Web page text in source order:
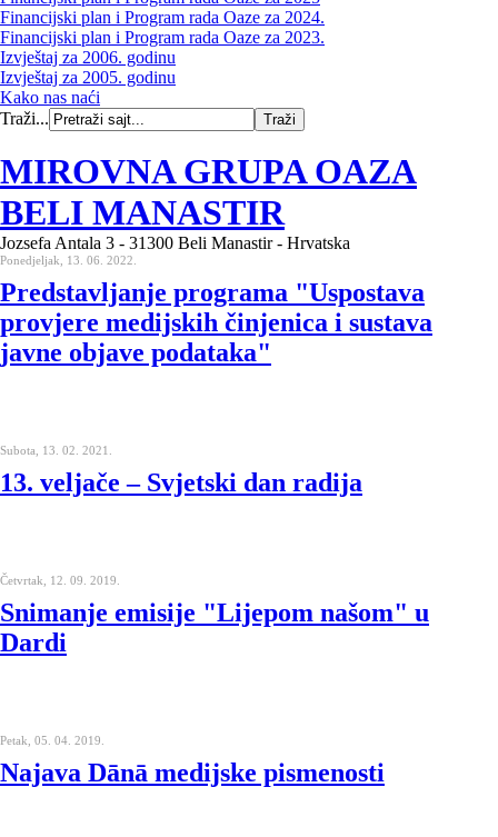
Financijski plan i Program rada Oaze za 2024.
Financijski plan i Program rada Oaze za 2023.
Izvještaj za 2006. godinu
Izvještaj za 2005. godinu
Kako nas naći
Traži...
MIROVNA GRUPA OAZA
BELI MANASTIR
Jozsefa Antala 3 - 31300 Beli Manastir - Hrvatska
Ponedjeljak, 13. 06. 2022.
Predstavljanje programa "Uspostava
provjere medijskih činjenica i sustava
javne objave podataka"
Subota, 13. 02. 2021.
13. veljače – Svjetski dan radija
Četvrtak, 12. 09. 2019.
Snimanje emisije "Lijepom našom" u
Dardi
Petak, 05. 04. 2019.
Najava Dānā medijske pismenosti